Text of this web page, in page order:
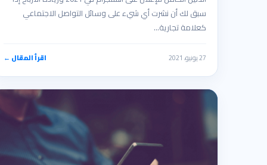
سبق لك أن نشرت أي شيء على وسائل التواصل الاجتماعي
كعلامة تجارية…
27 يونيو، 2021 اقرأ المقال ←